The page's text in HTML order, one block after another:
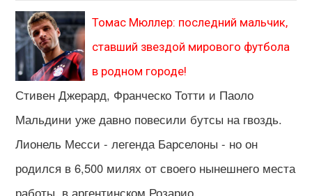
Томас Мюллер: последний мальчик,
ставший звездой мирового футбола
в родном городе!
Стивен Джерард, Франческо Тотти и Паоло
Мальдини уже давно повесили бутсы на гвоздь.
Лионель Месси - легенда Барселоны - но он
родился в 6,500 милях от своего нынешнего места
работы, в аргентинском Розарио.